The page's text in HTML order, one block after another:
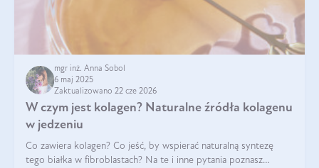
mgr inż. Anna Sobol
6 maj 2025
Zaktualizowano 22 cze 2026
W czym jest kolagen? Naturalne źródła kolagenu
w jedzeniu
Co zawiera kolagen? Co jeść, by wspierać naturalną syntezę
tego białka w fibroblastach? Na te i inne pytania poznasz